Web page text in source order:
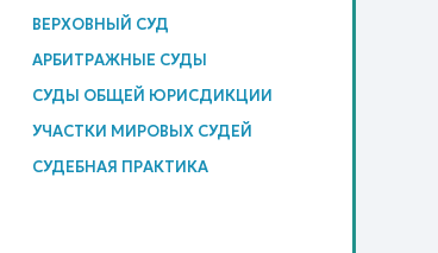
ВЕРХОВНЫЙ СУД
АРБИТРАЖНЫЕ СУДЫ
СУДЫ ОБЩЕЙ ЮРИСДИКЦИИ
УЧАСТКИ МИРОВЫХ СУДЕЙ
СУДЕБНАЯ ПРАКТИКА